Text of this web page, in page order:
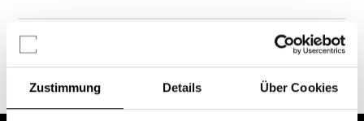
Zustimmung Details Über Cookies
Chancen & Risiken